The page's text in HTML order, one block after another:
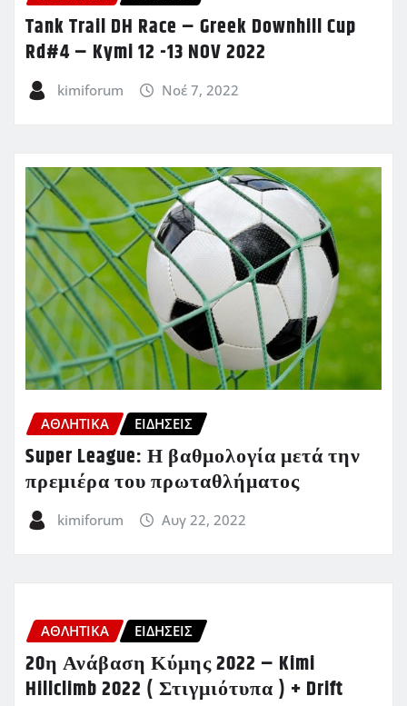
Tank Trail DH Race – Greek Downhill Cup
Rd#4 – Kymi 12 -13 NOV 2022
kimiforum Νοέ 7, 2022
ΑΘΛΗΤΙΚΑ ΕΙΔΗΣΕΙΣ
Super League: Η βαθμολογία μετά την
πρεμιέρα του πρωταθλήματος
kimiforum Αυγ 22, 2022
ΑΘΛΗΤΙΚΑ ΕΙΔΗΣΕΙΣ
20η Ανάβαση Κύμης 2022 – Kimi
Hillclimb 2022 ( Στιγμιότυπα ) + Drift